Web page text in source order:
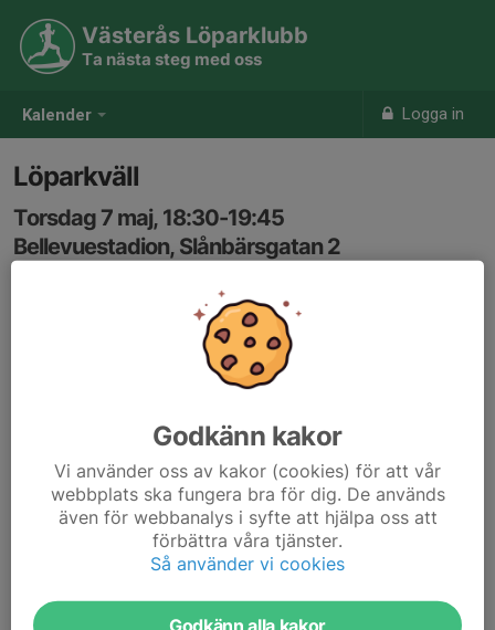
Kalender Logga in
Västerås Löparklubb
Ta nästa steg med oss
Löparkväll
Torsdag 7 maj, 18:30-19:45
Bellevuestadion, Slånbärsgatan 2
ca 6min/km. Både vanlig distans och lättare
intervallträning kan förekomma.
Godkänn kakor
Vi använder oss av kakor (cookies) för att vår
webbplats ska fungera bra för dig. De används
även för webbanalys i syfte att hjälpa oss att
förbättra våra tjänster.
Så använder vi cookies
Godkänn alla kakor